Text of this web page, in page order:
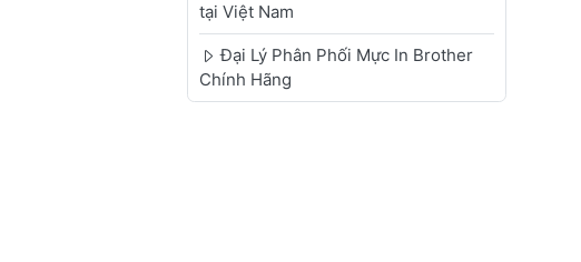
tại Việt Nam
Đại Lý Phân Phối Mực In Brother
Chính Hãng